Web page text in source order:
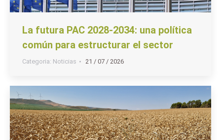
La futura PAC 2028-2034: una política
común para estructurar el sector
Categoria: Noticias 21 / 07 / 2026